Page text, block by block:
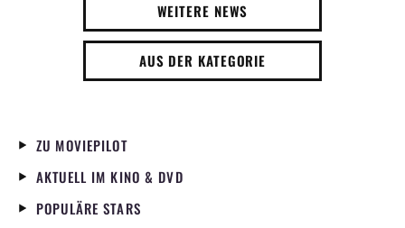
WEITERE NEWS
AUS DER KATEGORIE
ZU MOVIEPILOT
AKTUELL IM KINO & DVD
POPULÄRE STARS